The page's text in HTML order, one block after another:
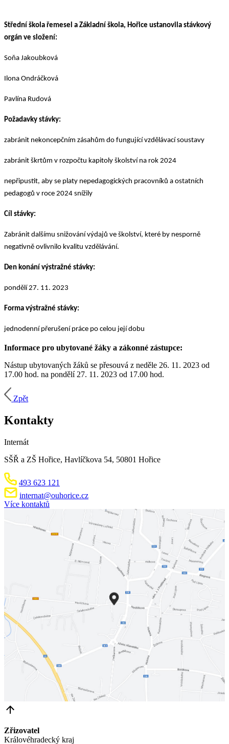
Střední škola řemesel a Základní škola, Hořice ustanovila stávkový
orgán ve složení:
Soňa Jakoubková
Ilona Ondráčková
Pavlína Rudová
Požadavky stávky:
zabránit nekoncepčním zásahům do fungující vzdělávací soustavy
zabránit škrtům v rozpočtu kapitoly školství na rok 2024
nepřipustit, aby se platy nepedagogických pracovníků a ostatních
pedagogů v roce 2024 snížily
Cíl stávky:
Zabránit dalšímu snižování výdajů ve školství, které by nesporně
negativně ovlivnilo kvalitu vzdělávání.
Den konání výstražné stávky:
pondělí 27. 11. 2023
Forma výstražné stávky:
jednodenní přerušení práce po celou její dobu
Informace pro ubytované žáky a zákonné zástupce:
Nástup ubytovaných žáků se přesouvá z neděle 26. 11. 2023 od
17.00 hod. na pondělí 27. 11. 2023 od 17.00 hod.
Zpět
Kontakty
Internát
SŠŘ a ZŠ Hořice, Havlíčkova 54, 50801 Hořice
493 623 121
internat@ouhorice.cz
Více kontaktů
Zřizovatel
Královéhradecký kraj